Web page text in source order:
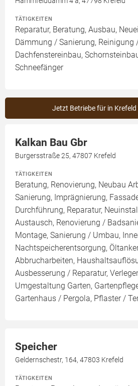
TÄTIGKEITEN
Reparatur, Beratung, Ausbau,
Dämmung / Sanierung, Reinigung
Dachfenstereinbau,
Schneefänger
Jetzt Betriebe für in Krefeld
Kalkan Bau Gbr
Burgersstraße 25, 47807 Krefeld
TÄTIGKEITEN
Beratung, Renovierung, Neubau
Sanierung, Imprägnierung,
Durchführung, Reparatur,
Austausch, Renovierung /
Montage, Sanierung / Umbau,
Nachtspeicherentsorgung,
Abbrucharbeiten,
Ausbesserung / Reparatur,
Umgestaltung Garten,
Gartenhaus / Pergola, Pflaster /
Speicher
Geldernschestr, 164, 47803 Krefeld
TÄTIGKEITEN